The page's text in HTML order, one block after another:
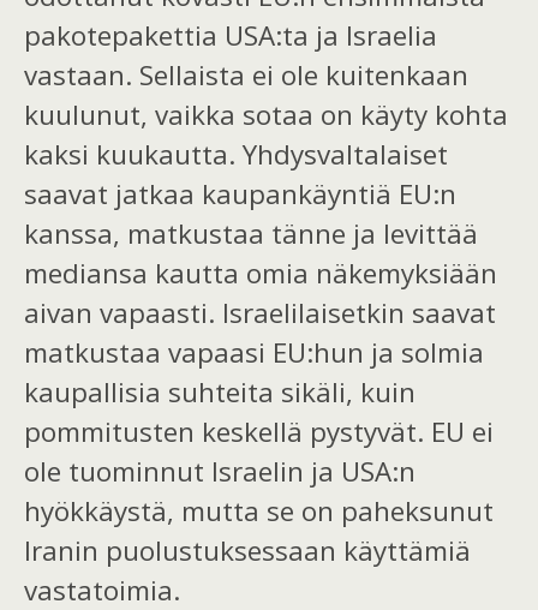
pakotepakettia USA:ta ja Israelia
vastaan. Sellaista ei ole kuitenkaan
kuulunut, vaikka sotaa on käyty kohta
kaksi kuukautta. Yhdysvaltalaiset
saavat jatkaa kaupankäyntiä EU:n
kanssa, matkustaa tänne ja levittää
mediansa kautta omia näkemyksiään
aivan vapaasti. Israelilaisetkin saavat
matkustaa vapaasi EU:hun ja solmia
kaupallisia suhteita sikäli, kuin
pommitusten keskellä pystyvät. EU ei
ole tuominnut Israelin ja USA:n
hyökkäystä, mutta se on paheksunut
Iranin puolustuksessaan käyttämiä
vastatoimia.